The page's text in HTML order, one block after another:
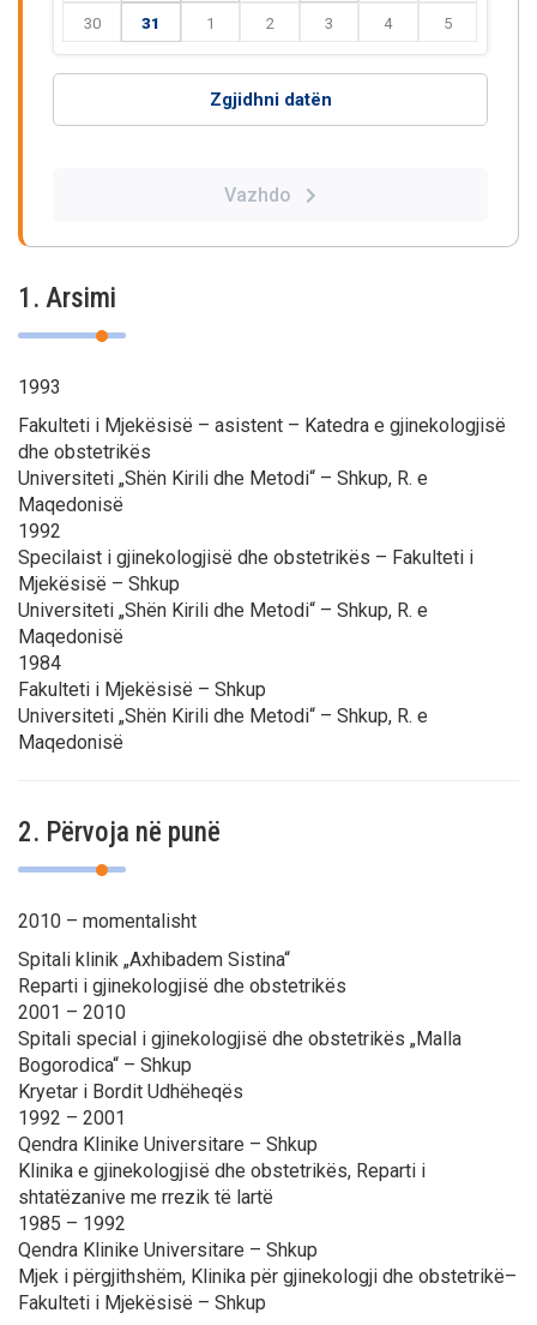
30 31 1 2 3 4 5
Zgjidhni datën
Vazhdo
1. Arsimi
1993
Fakulteti i Mjekësisë – asistent – Katedra e gjinekologjisë
dhe obstetrikës
Universiteti „Shën Kirili dhe Metodi“ – Shkup, R. e
Maqedonisë
1992
Specilaist i gjinekologjisë dhe obstetrikës – Fakulteti i
Mjekësisë – Shkup
Universiteti „Shën Kirili dhe Metodi“ – Shkup, R. e
Maqedonisë
1984
Fakulteti i Mjekësisë – Shkup
Universiteti „Shën Kirili dhe Metodi“ – Shkup, R. e
Maqedonisë
2. Përvoja në punë
2010 – momentalisht
Spitali klinik „Axhibadem Sistina“
Reparti i gjinekologjisë dhe obstetrikës
2001 – 2010
Spitali special i gjinekologjisë dhe obstetrikës „Мalla
Bogorodica“ – Shkup
Kryetar i Bordit Udhëheqës
1992 – 2001
Qendra Klinike Universitare – Shkup
Klinika e gjinekologjisë dhe obstetrikës, Reparti i
shtatëzanive me rrezik të lartë
1985 – 1992
Qendra Klinike Universitare – Shkup
Mjek i përgjithshëm, Klinika për gjinekologji dhe obstetrikë–
Fakulteti i Mjekësisë – Shkup